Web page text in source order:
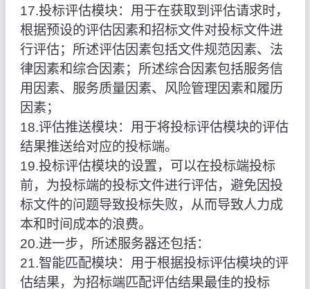
17.投标评估模块：用于在获取到评估请求时，
根据预设的评估因素和招标文件对投标文件进
行评估；所述评估因素包括文件规范因素、法
律因素和综合因素；所述综合因素包括服务信
用因素、服务质量因素、风险管理因素和履历
因素；
18.评估推送模块：用于将投标评估模块的评估
结果推送给对应的投标端。
19.投标评估模块的设置，可以在投标端投标
前，为投标端的投标文件进行评估，避免因投
标文件的问题导致投标失败，从而导致人力成
本和时间成本的浪费。
20.进一步，所述服务器还包括：
21.智能匹配模块：用于根据投标评估模块的评
估结果，为招标端匹配评估结果最佳的投标